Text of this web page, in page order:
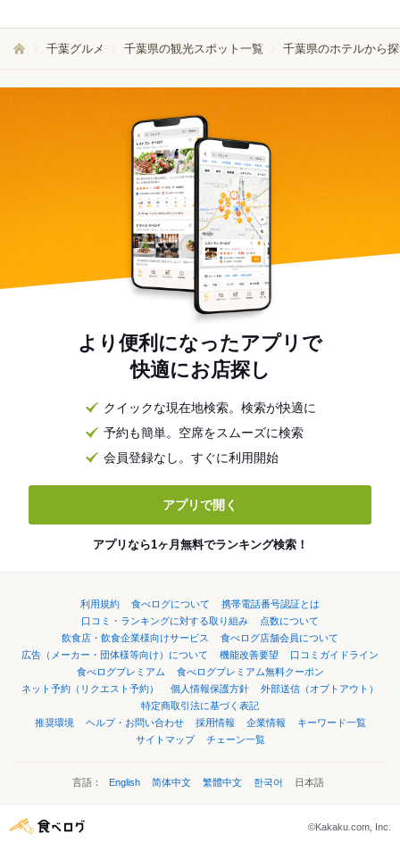
千葉グルメ 千葉県の観光スポット一覧 千葉県のホテルから
より便利になったアプリで
快適にお店探し
クイックな現在地検索。検索が快適に
予約も簡単。空席をスムーズに検索
会員登録なし。すぐに利用開始
アプリで開く
アプリなら1ヶ月無料でランキング検索！
利用規約 食べログについて
携帯電話番号認証とは
口コミ・ランキングに対する取り組み
点数について
飲食店・飲食企業様向けサービス
食べログ店舗会員について
広告（メーカー・団体様等向け）について
機能改善要望
口コミガイドライン
食べログプレミアム
食べログプレミアム無料クーポン
ネット予約（リクエスト予約）
個人情報保護方針
外部送信（オプトアウト）
特定商取引法に基づく表記
推奨環境
ヘルプ・お問い合わせ 採用情報 企業情報
キーワード一覧
サイトマップ
チェーン一覧
言語： English 简体中文 繁體中文 한국어 日本語
©Kakaku.com, Inc.